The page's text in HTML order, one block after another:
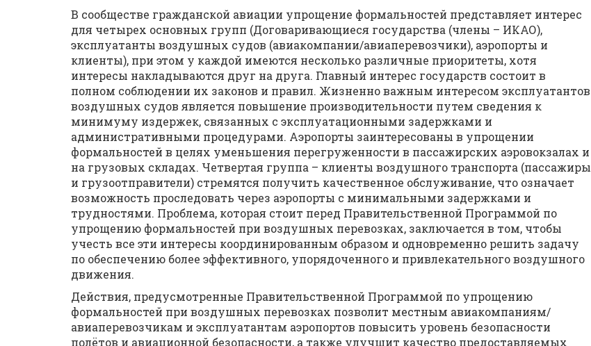
В сообществе гражданской авиации упрощение формальностей представляет интерес
для четырех основных групп (Договаривающиеся государства (члены – ИКАО),
эксплуатанты воздушных судов (авиакомпании/авиаперевозчики), аэропорты и
клиенты), при этом у каждой имеются несколько различные приоритеты, хотя
интересы накладываются друг на друга. Главный интерес государств состоит в
полном соблюдении их законов и правил. Жизненно важным интересом эксплуатантов
воздушных судов является повышение производительности путем сведения к
минимуму издержек, связанных с эксплуатационными задержками и
административными процедурами. Аэропорты заинтересованы в упрощении
формальностей в целях уменьшения перегруженности в пассажирских аэровокзалах и
на грузовых складах. Четвертая группа – клиенты воздушного транспорта (пассажиры
и грузоотправители) стремятся получить качественное обслуживание, что означает
возможность проследовать через аэропорты с минимальными задержками и
трудностями. Проблема, которая стоит перед Правительственной Программой по
упрощению формальностей при воздушных перевозках, заключается в том, чтобы
учесть все эти интересы координированным образом и одновременно решить задачу
по обеспечению более эффективного, упорядоченного и привлекательного воздушного
движения.
Действия, предусмотренные Правительственной Программой по упрощению
формальностей при воздушных перевозках позволит местным авиакомпаниям/
авиаперевозчикам и эксплуатантам аэропортов повысить уровень безопасности
полётов и авиационной безопасности, а также улучшит качество предоставляемых